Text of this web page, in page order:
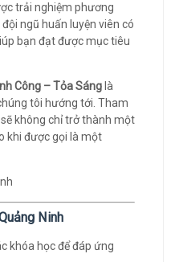
trải nghiệm phương
ngũ huấn luyện viên có
bạn đạt được mục tiêu
Công – Tỏa Sánglà
tôi hướng tới. Tham
không chỉ trở thành một
khi được gọi là một
Ninh
khóa học để đáp ứng